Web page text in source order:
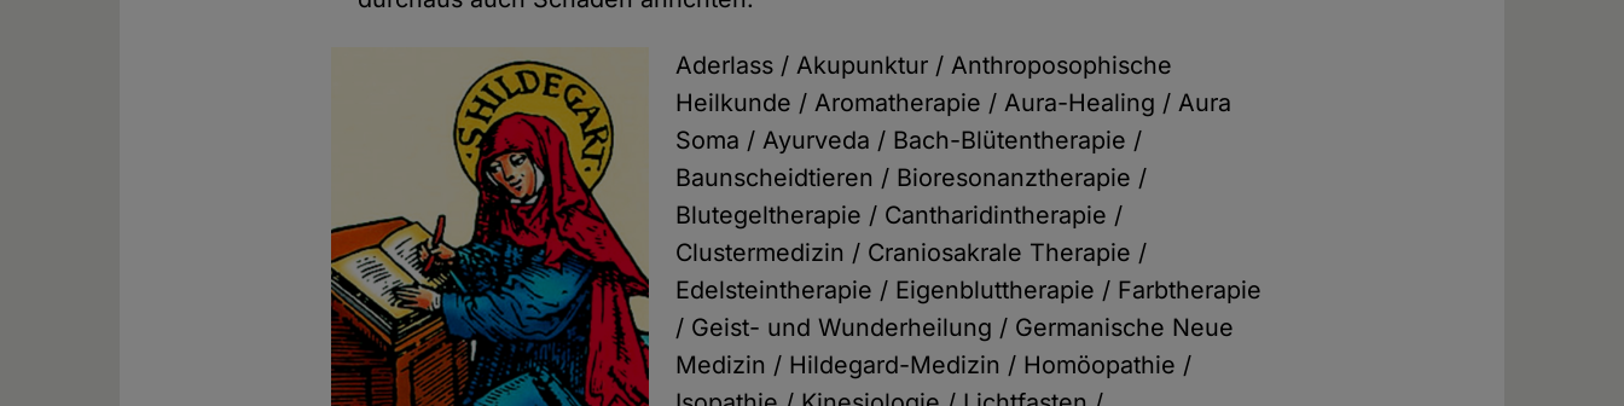
Aderlass / Akupunktur / Anthroposophische
Heilkunde / Aromatherapie / Aura-Healing / Aura
Soma / Ayurveda / Bach-Blütentherapie /
Baunscheidtieren / Bioresonanztherapie /
Blutegeltherapie / Cantharidintherapie /
Clustermedizin / Craniosakrale Therapie /
Edelsteintherapie / Eigenbluttherapie / Farbtherapie
/ Geist- und Wunderheilung / Germanische Neue
Medizin / Hildegard-Medizin / Homöopathie /